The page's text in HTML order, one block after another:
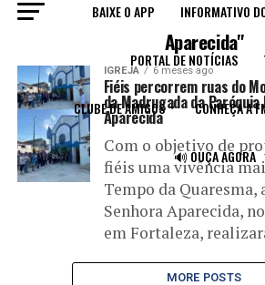
BAIXE O APP INFORMATIVO
PORTAL DE NOTÍCIAS
CLUBE DE AMIGOS CONHEÇA A
🔊 OUÇA AGORA
All posts tagged "Paróquia
Aparecida"
IGREJA 6 meses ago
Fiéis percorrem ruas do
da Madrugada da Paróquia
Aparecida
Com o objetivo de
fiéis uma vivência
Tempo da Quaresma,
Senhora Aparecida,
em Fortaleza,
MORE POSTS